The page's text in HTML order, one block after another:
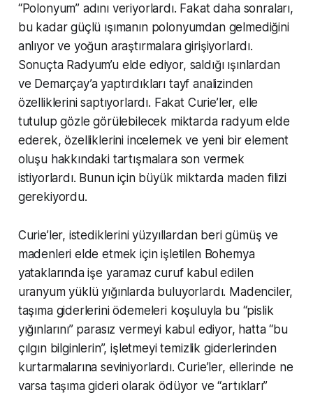
“Polonyum” adını veriyorlardı. Fakat daha sonraları,
bu kadar güçlü ışımanın polonyumdan gelmediğini
anlıyor ve yoğun araştırmalara girişiyorlardı.
Sonuçta Radyum’u elde ediyor, saldığı ışınlardan
ve Demarçay’a yaptırdıkları tayf analizinden
özelliklerini saptıyorlardı. Fakat Curie’ler, elle
tutulup gözle görülebilecek miktarda radyum elde
ederek, özelliklerini incelemek ve yeni bir element
oluşu hakkındaki tartışmalara son vermek
istiyorlardı. Bunun için büyük miktarda maden filizi
gerekiyordu.
Curie’ler, istediklerini yüzyıllardan beri gümüş ve
madenleri elde etmek için işletilen Bohemya
yataklarında işe yaramaz curuf kabul edilen
uranyum yüklü yığınlarda buluyorlardı. Madenciler,
taşıma giderlerini ödemeleri koşuluyla bu “pislik
yığınlarını” parasız vermeyi kabul ediyor, hatta “bu
çılgın bilginlerin”, işletmeyi temizlik giderlerinden
kurtarmalarına seviniyorlardı. Curie’ler, ellerinde ne
varsa taşıma gideri olarak ödüyor ve “artıkları”